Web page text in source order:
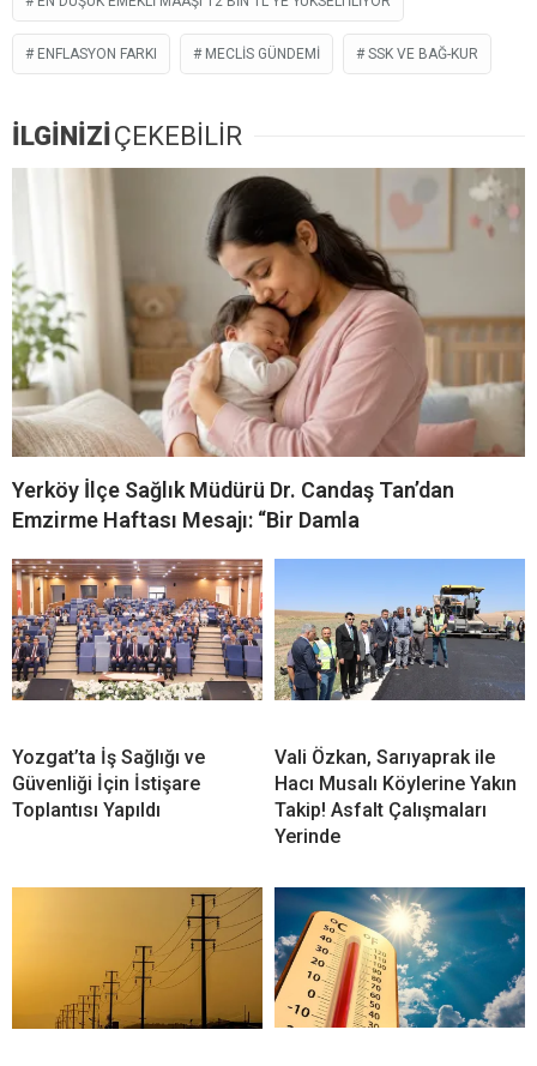
ENFLASYON FARKI MECLIS GÜNDEMI SSK VE BAĞ-KUR
İLGİNİZİÇEKEBİLİR
Yerköy İlçe Sağlık Müdürü Dr. Candaş Tan’dan
Emzirme Haftası Mesajı: “Bir Damla
Yozgat’ta İş Sağlığı ve
Güvenliği İçin İstişare
Toplantısı Yapıldı
Vali Özkan, Sarıyaprak ile
Hacı Musalı Köylerine Yakın
Takip! Asfalt Çalışmaları
Yerinde